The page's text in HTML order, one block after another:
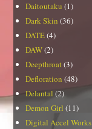
Daitoutaku (1)
Dark Skin (36)
DATE(4)
DAW(2)
Deepthroat (3)
Defloration (48)
Delantal (2)
Demon Girl (11)
Digital Accel Works